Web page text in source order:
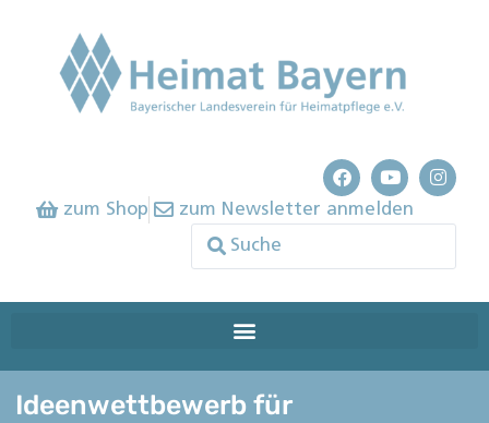
zum Shop zum Newsletter anmelden
Ideenwettbewerb für